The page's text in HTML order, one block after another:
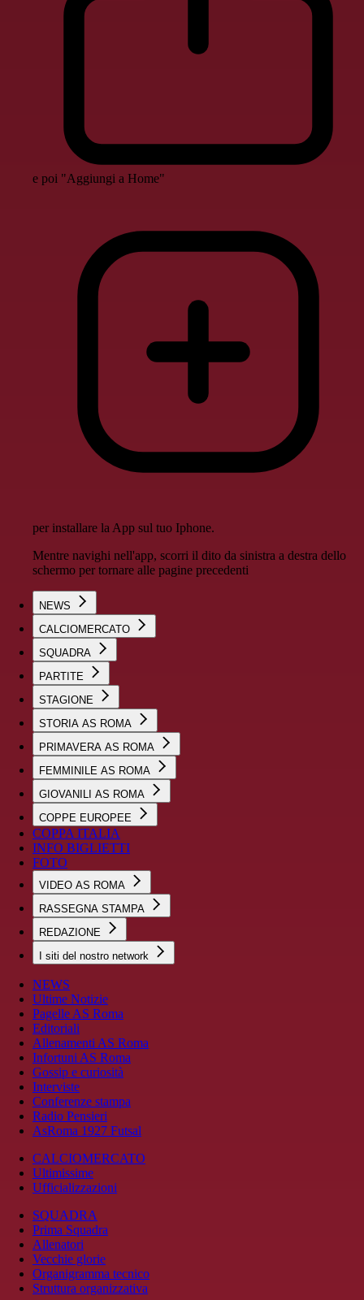
e poi "Aggiungi a Home"
per installare la App sul tuo Iphone.
Mentre navighi nell'app, scorri il dito da sinistra a destra dello
schermo per tornare alle pagine precedenti
NEWS
CALCIOMERCATO
SQUADRA
PARTITE
STAGIONE
STORIA AS ROMA
PRIMAVERA AS ROMA
FEMMINILE AS ROMA
GIOVANILI AS ROMA
COPPE EUROPEE
COPPA ITALIA
INFO BIGLIETTI
FOTO
VIDEO AS ROMA
RASSEGNA STAMPA
REDAZIONE
I siti del nostro network
NEWS
Ultime Notizie
Pagelle AS Roma
Editoriali
Allenamenti AS Roma
Infortuni AS Roma
Gossip e curiosità
Interviste
Conferenze stampa
Radio Pensieri
AsRoma 1927 Futsal
CALCIOMERCATO
Ultimissime
Ufficializzazioni
SQUADRA
Prima Squadra
Allenatori
Vecchie glorie
Organigramma tecnico
Struttura organizzativa